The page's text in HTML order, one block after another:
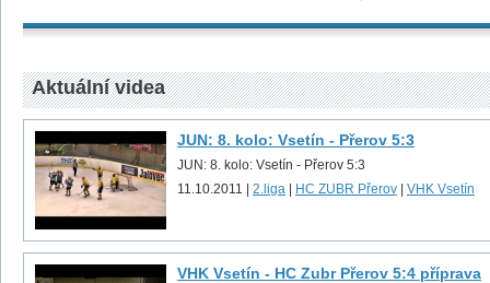
Aktuální videa
JUN: 8. kolo: Vsetín - Přerov 5:3
JUN: 8. kolo: Vsetín - Přerov 5:3
11.10.2011 | 2.liga HC ZUBR Přerov VHK Vsetín
VHK Vsetín - HC Zubr Přerov 5:4 příprava